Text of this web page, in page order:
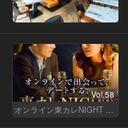
Vol.58
オンライン東カレNIGHT イベント募集